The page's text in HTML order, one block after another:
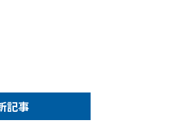
記事